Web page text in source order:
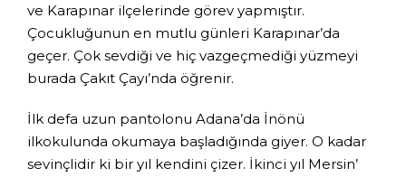
ve Karapınar ilçelerinde görev yapmıştır.
Çocukluğunun en mutlu günleri Karapınar’da
geçer. Çok sevdiği ve hiç vazgeçmediği yüzmeyi
burada Çakıt Çayı’nda öğrenir.
İlk defa uzun pantolonu Adana’da İnönü
ilkokulunda okumaya başladığında giyer. O kadar
sevinçlidir ki bir yıl kendini çizer. İkinci yıl Mersin’